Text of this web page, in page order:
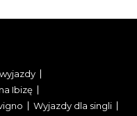
Ibizę
Wyjazdy dla singli